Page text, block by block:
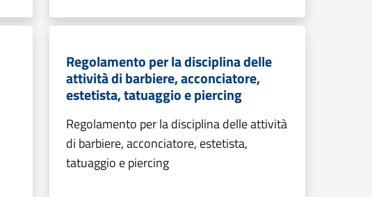
Regolamento per la disciplina delle
attività di barbiere, acconciatore,
estetista, tatuaggio e piercing
Regolamento per la disciplina delle attività
di barbiere, acconciatore, estetista,
tatuaggio e piercing